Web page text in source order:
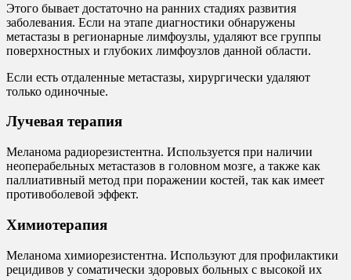
Этого бывает достаточно на ранних стадиях развития
заболевания. Если на этапе диагностики обнаружены
метастазы в регионарные лимфоузлы, удаляют все группы
поверхностных и глубоких лимфоузлов данной области.
Если есть отдаленные метастазы, хирургически удаляют
только одиночные.
Лучевая терапия
Меланома радиорезистентна. Используется при наличии
неоперабельных метастазов в головном мозге, а также как
паллиативный метод при поражении костей, так как имеет
противоболевой эффект.
Химиотерапия
Меланома химиорезистентна. Используют для профилактики
рецидивов у соматически здоровых больных с высокой их